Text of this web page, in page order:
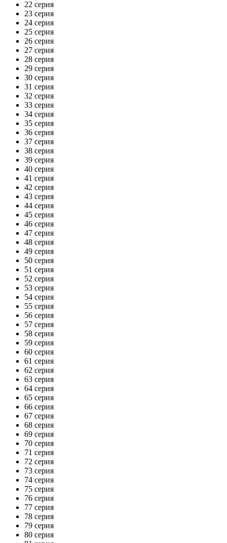
22 серия
23 серия
24 серия
25 серия
26 серия
27 серия
28 серия
29 серия
30 серия
31 серия
32 серия
33 серия
34 серия
35 серия
36 серия
37 серия
38 серия
39 серия
40 серия
41 серия
42 серия
43 серия
44 серия
45 серия
46 серия
47 серия
48 серия
49 серия
50 серия
51 серия
52 серия
53 серия
54 серия
55 серия
56 серия
57 серия
58 серия
59 серия
60 серия
61 серия
62 серия
63 серия
64 серия
65 серия
66 серия
67 серия
68 серия
69 серия
70 серия
71 серия
72 серия
73 серия
74 серия
75 серия
76 серия
77 серия
78 серия
79 серия
80 серия